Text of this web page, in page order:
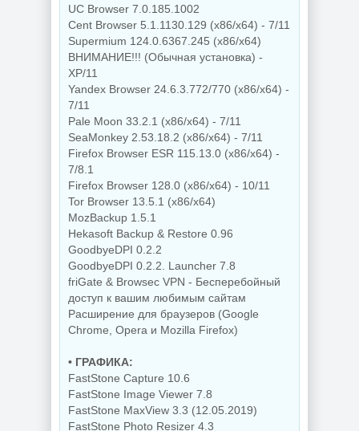
UC Browser 7.0.185.1002
Cent Browser 5.1.1130.129 (x86/x64) - 7/11
Supermium 124.0.6367.245 (x86/x64)
ВНИМАНИЕ!!! (Обычная установка) -
XP/11
Yandex Browser 24.6.3.772/770 (x86/x64) -
7/11
Pale Moon 33.2.1 (x86/x64) - 7/11
SeaMonkey 2.53.18.2 (x86/x64) - 7/11
Firefox Browser ESR 115.13.0 (x86/x64) -
7/8.1
Firefox Browser 128.0 (x86/x64) - 10/11
Tor Browser 13.5.1 (x86/x64)
MozBackup 1.5.1
Hekasoft Backup & Restore 0.96
GoodbyeDPI 0.2.2
GoodbyeDPI 0.2.2. Launcher 7.8
friGate & Browsec VPN - Бесперебойный
доступ к вашим любимым сайтам
Расширение для браузеров (Google
Chrome, Opera и Mozilla Firefox)
• ГРАФИКА:
FastStone Capture 10.6
FastStone Image Viewer 7.8
FastStone MaxView 3.3 (12.05.2019)
FastStone Photo Resizer 4.3